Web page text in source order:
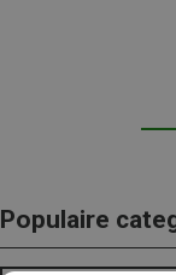
Populaire